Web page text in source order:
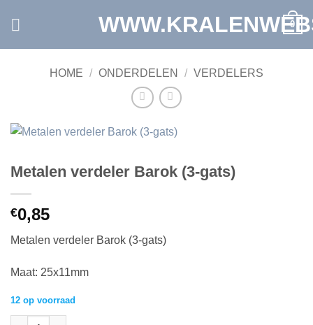
0
HOME / ONDERDELEN / VERDELERS
Metalen verdeler Barok (3-gats)
€0,85
Metalen verdeler Barok (3-gats)
Maat: 25x11mm
12 op voorraad
Metalen verdeler Barok (3-gats) aantal